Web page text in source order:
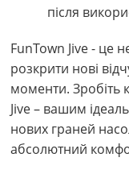
після
FunTown Jive - це
розкрити нові
моменти. Зробіть
Jive – вашим
нових граней
абсолютний